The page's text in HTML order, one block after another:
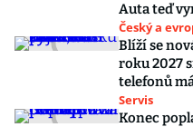
Auta teď
Český a
Blíží se
roku 2027
telefonů
Servis
Konec